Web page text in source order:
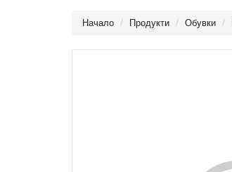
Начало Продукти Обувки